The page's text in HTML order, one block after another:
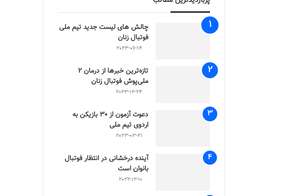
چالش هاى ليست جدید تيم ملى
فوتبال زنان
2023-06-14
تازه‌ترین خبرها از درمان ۲
ملی‌پوش فوتبال زنان
2023-12-24
دعوت آزمون از 30 بازیکن به
اردوی تیم ملی
2023-03-21
آینده درخشانی در انتظار فوتبال
بانوان است
2022-12-10